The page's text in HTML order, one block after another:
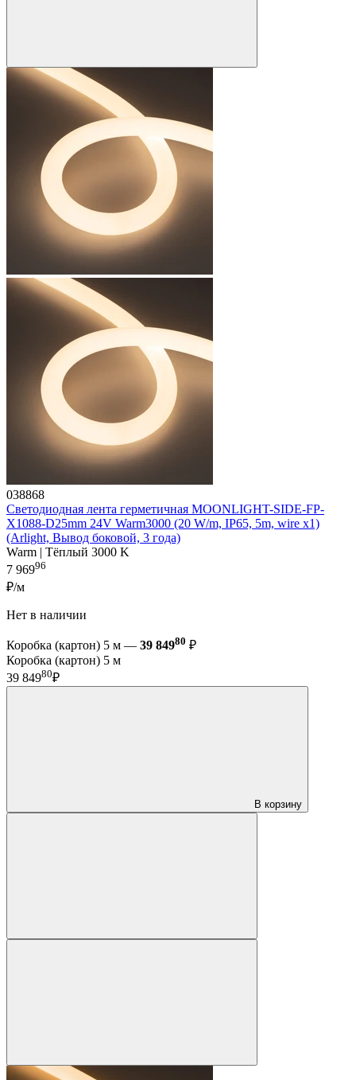
038868
Светодиодная лента герметичная MOONLIGHT-SIDE-FP-
X1088-D25mm 24V Warm3000 (20 W/m, IP65, 5m, wire x1)
(Arlight, Вывод боковой, 3 года)
Warm | Тёплый 3000 K
7 96996
₽/м
Нет в наличии
Коробка (картон) 5 м — 39 84980 ₽
Коробка (картон) 5 м
39 84980₽
В корзину